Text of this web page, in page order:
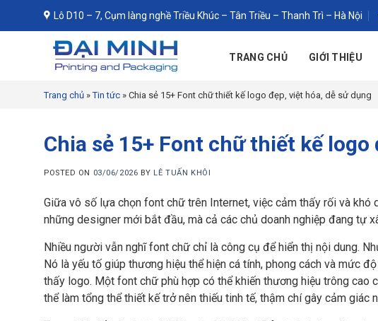
Lô D10 – 7, Cụm làng nghề Triều Khúc – Tân Triều – Thanh Trì – Hà Nội
TRANG CHỦ GIỚI THIỆU
Trang chủ »Tin tức » Chia sẻ 15+ Font chữ thiết kế logo đẹp, việt hóa, dễ sử dụng
Chia sẻ 15+ Font chữ thiết kế
POSTED ON 03/06/2026 BY LÊ TUẤN KHÔI
Giữa vô số lựa chọn font chữ trên Internet, việc cảm thấy rối và
những designer mới bắt đầu, mà cả các chủ doanh nghiệp đang tự
Nhiều người vẫn nghĩ font chữ chỉ là công cụ để hiển thị nội dung.
Nó là yếu tố giúp thương hiệu thể hiện cá tính, phong cách và mức
thấy logo. Một font chữ phù hợp có thể khiến thương hiệu trông
thể làm tổng thể thiết kế trở nên thiếu tinh tế, thậm chí gây cảm giác